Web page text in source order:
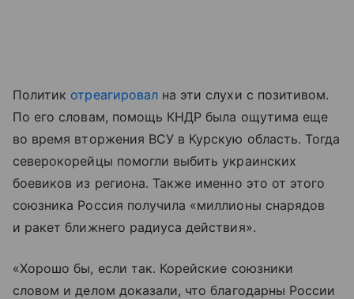
Политик отреагировална эти слухи с позитивом.
По его словам, помощь КНДР была ощутима еще
во время вторжения ВСУ в Курскую область. Тогда
северокорейцы помогли выбить украинских
боевиков из региона. Также именно это от этого
союзника Россия получила «миллионы снарядов
и ракет ближнего радиуса действия».
«Хорошо бы, если так. Корейские союзники
словом и делом доказали, что благодарны России